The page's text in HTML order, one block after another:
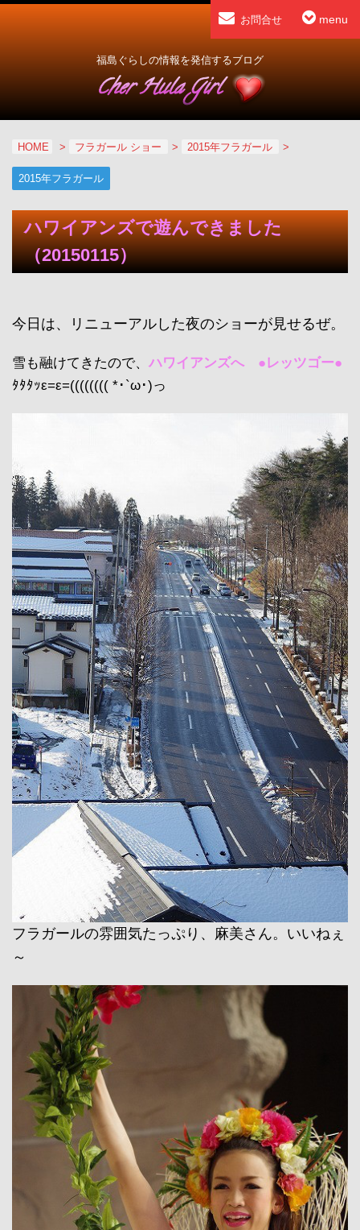
menu
お問合せ
福島ぐらしの情報を発信するブログ
HOME > フラガール ショー > 2015年フラガール >
2015年フラガール
ハワイアンズで遊んできました
（20150115）
今日は、リニューアルした夜のショーが見せるぜ。
雪も融けてきたので、ハワイアンズへ ●レッツゴー●
ﾀﾀﾀｯε=ε=(((((((( *･`ω･)っ
フラガールの雰囲気たっぷり、麻美さん。いいねぇ
～